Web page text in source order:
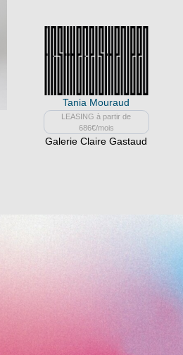
Tania Mouraud
LEASING à partir de
686€/mois
Galerie Claire Gastaud